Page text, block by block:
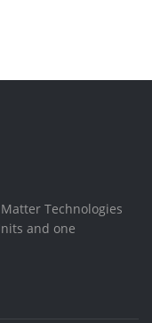
Technologies
and one